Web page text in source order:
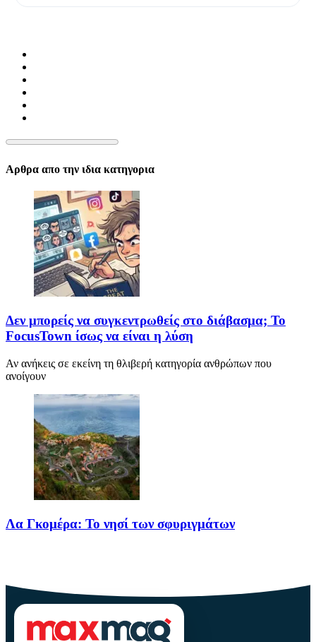
Αρθρα απο την ιδια κατηγορια
Δεν μπορείς να συγκεντρωθείς στο διάβασμα; Το
FocusTown ίσως να είναι η λύση
Αν ανήκεις σε εκείνη τη θλιβερή κατηγορία ανθρώπων που
ανοίγουν
Λα Γκομέρα: Το νησί των σφυριγμάτων